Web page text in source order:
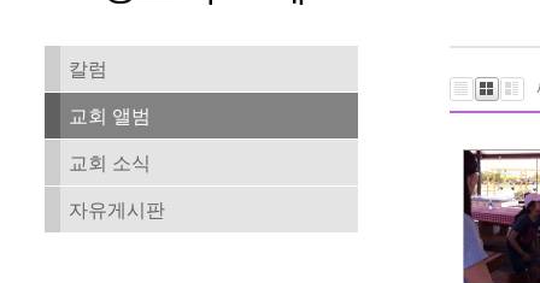
칼럼
교회 앨범
교회 소식
자유게시판